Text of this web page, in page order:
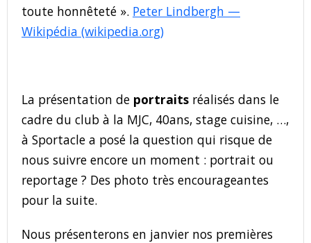
toute honnêteté ». Peter Lindbergh —
Wikipédia (wikipedia.org)
La présentation de portraits réalisés dans le
cadre du club à la MJC, 40ans, stage cuisine, …,
à Sportacle a posé la question qui risque de
nous suivre encore un moment : portrait ou
reportage ? Des photo très encourageantes
pour la suite.
Nous présenterons en janvier nos premières